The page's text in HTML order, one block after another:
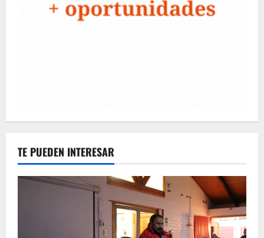
TE PUEDEN INTERESAR